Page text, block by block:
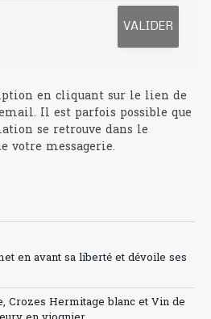
en cliquant sur le lien de
Il est parfois possible que
se retrouve dans le
votre messagerie.
en avant sa liberté et dévoile ses
Crozes Hermitage blanc et Vin de